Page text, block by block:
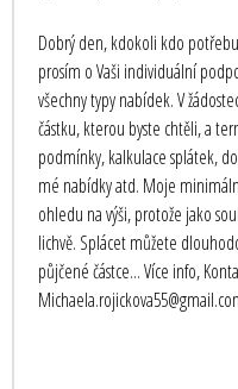
Dobrý den, kdokoli kdo
prosím o Vaši individuální
všechny typy nabídek. V
částku, kterou byste chtěli, a
podmínky, kalkulace splátek,
mé nabídky atd. Moje
ohledu na výši, protože jako
lichvě. Splácet můžete
půjčené částce... Více info,